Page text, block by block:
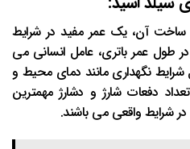
ساخت آن، یک عمر مفید در شرایط
طول عمر باتری، عامل انسانی می
شرایط نگهداری مانند دمای محیط و
دفعات شارژ و دشارژ مهمترین
در شرایط واقعی می باشند.